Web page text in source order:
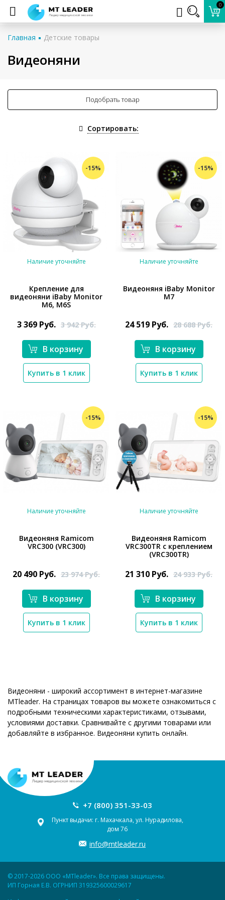
0
Главная Детские товары
Видеоняни
Подобрать товар
Сортировать:
-15%
*}
Наличие уточняйте
Крепление для
видеоняни iBaby Monitor
M6, M6S
3 369 Руб. 3 942Руб.
В корзину
Купить в 1 клик
-15%
Наличие уточняйте
Видеоняня iBaby Monitor
M7
24 519 Руб. 28 688Руб.
В корзину
Купить в 1 клик
-15%
*}
Наличие уточняйте
Видеоняня Ramicom
VRC300 (VRC300)
20 490 Руб. 23 974Руб.
В корзину
Купить в 1 клик
-15%
*}
Наличие уточняйте
Видеоняня Ramicom
VRC300TR с креплением
(VRC300TR)
21 310 Руб. 24 933Руб.
В корзину
Купить в 1 клик
Видеоняни - широкий ассортимент в интернет-магазине
MTleader. На страницах товаров вы можете ознакомиться с
подробными техническими характеристиками, отзывами,
условиями доставки. Сравнивайте с другими товарами или
добавляйте в избранное. Видеоняни купить онлайн.
+7 (800) 351-33-03
Пункт выдачи: г. Махачкала, ул. Нурадилова,
дом 76
info@mtleader.ru
© 2017-2026 ООО «MTleader». Все права защищены.
ИП Горная Е.В. ОГРНИП 319325600029617